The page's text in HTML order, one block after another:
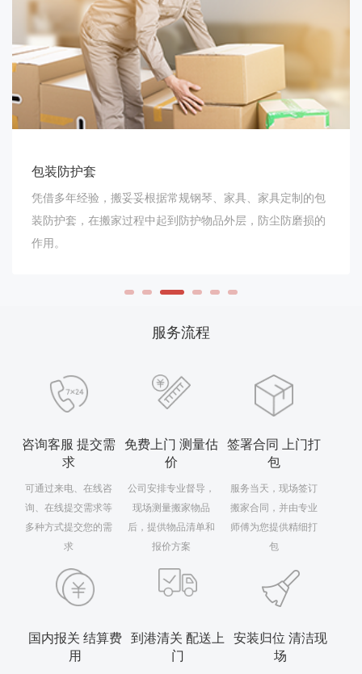
包装防护套
凭借多年经验，搬妥妥根据常规钢琴、家具、家具定制的包
装防护套，在搬家过程中起到防护物品外层，防尘防磨损的
作用。
服务流程
咨询客服 提交需
求
可通过来电、在线咨
询、在线提交需求等
多种方式提交您的需
求
免费上门 测量估
价
公司安排专业督导，
现场测量搬家物品
后，提供物品清单和
报价方案
签署合同 上门打
包
服务当天，现场签订
搬家合同，并由专业
师傅为您提供精细打
包
国内报关 结算费
用
到港清关 配送上
门
安装归位 清洁现
场